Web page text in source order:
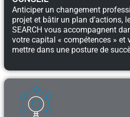
Anticiper un changement
projet et bâtir un plan d’actions,
SEARCH vous accompagnent
votre capital « compétences » et
mettre dans une posture de